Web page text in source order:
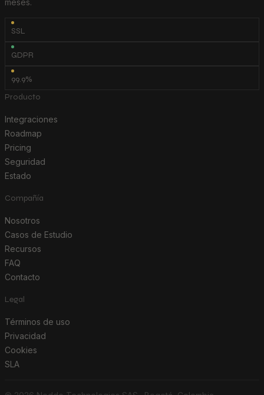
meses.
SSL
GDPR
99.9%
Producto
Integraciones
Roadmap
Pricing
Seguridad
Estado
Compañía
Nosotros
Casos de Estudio
Recursos
FAQ
Contacto
Legal
Términos de uso
Privacidad
Cookies
SLA